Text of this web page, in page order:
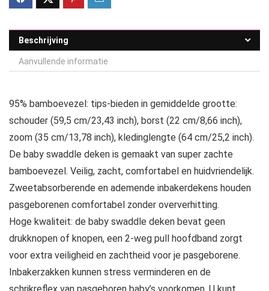
Beschrijving
Aanvullende informatie
95% bamboevezel: tips-bieden in gemiddelde grootte:
schouder (59,5 cm/23,43 inch), borst (22 cm/8,66 inch),
zoom (35 cm/13,78 inch), kledinglengte (64 cm/25,2 inch).
De baby swaddle deken is gemaakt van super zachte
bamboevezel. Veilig, zacht, comfortabel en huidvriendelijk.
Zweetabsorberende en ademende inbakerdekens houden
pasgeborenen comfortabel zonder oververhitting.
Hoge kwaliteit: de baby swaddle deken bevat geen
drukknopen of knopen, een 2-weg pull hoofdband zorgt
voor extra veiligheid en zachtheid voor je pasgeborene.
Inbakerzakken kunnen stress verminderen en de
schrikreflex van pasgeboren baby’s voorkomen. U kunt